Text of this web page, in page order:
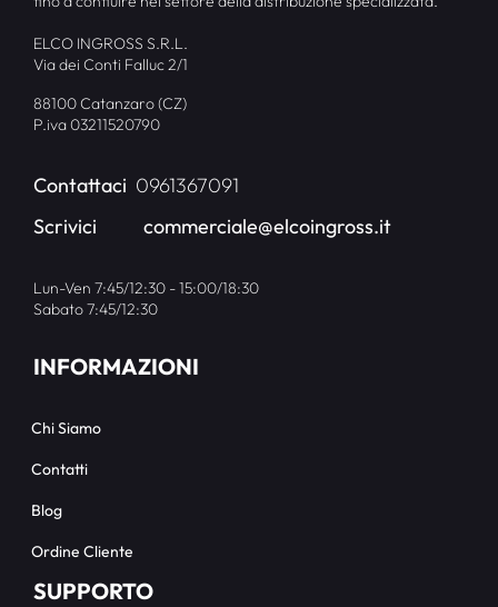
ELCO INGROSS S.R.L.
Via dei Conti Falluc 2/1
88100 Catanzaro (CZ)
P.iva 03211520790
Contattaci 0961367091
Scrivici
commerciale@elcoingross.it
Lun-Ven 7:45/12:30 - 15:00/18:30
Sabato 7:45/12:30
INFORMAZIONI
Chi Siamo
Contatti
Blog
Ordine Cliente
SUPPORTO